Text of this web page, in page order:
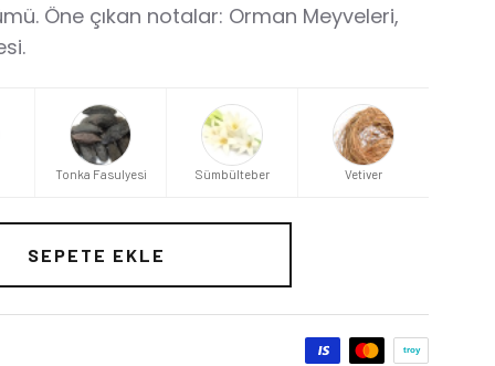
Öne çıkan notalar: Orman Meyveleri,
Tonka Fasulyesi Sümbülteber Vetiver
SEPETE EKLE